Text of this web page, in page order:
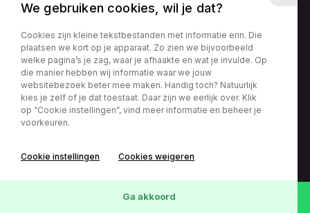
0416 – 224161
Mercedes-Benz A-Klasse
A180 EDITION AMG-LINE 122PK LED NAVI CAMERA
SFEERVERLICHTING AIRCO LMV PDC
71197 km
01-11-2020
€20.950,-
Bekijk deze auto
We gebruiken cookies, wil je dat?
Cookies zijn kleine tekstbestanden met informatie erin. Die
plaatsen we kort op je apparaat. Zo zien we bijvoorbeeld
welke pagina’s je zag, waar je afhaakte en wat je invulde. Op
die manier hebben wij informatie waar we jouw
websitebezoek beter mee maken. Handig toch? Natuurlijk
kies je zelf of je dat toestaat. Daar zijn we eerlijk over. Klik
op “Cookie instellingen”, vind meer informatie en beheer je
voorkeuren.
Cookie instellingen Cookies weigeren
Ga akkoord